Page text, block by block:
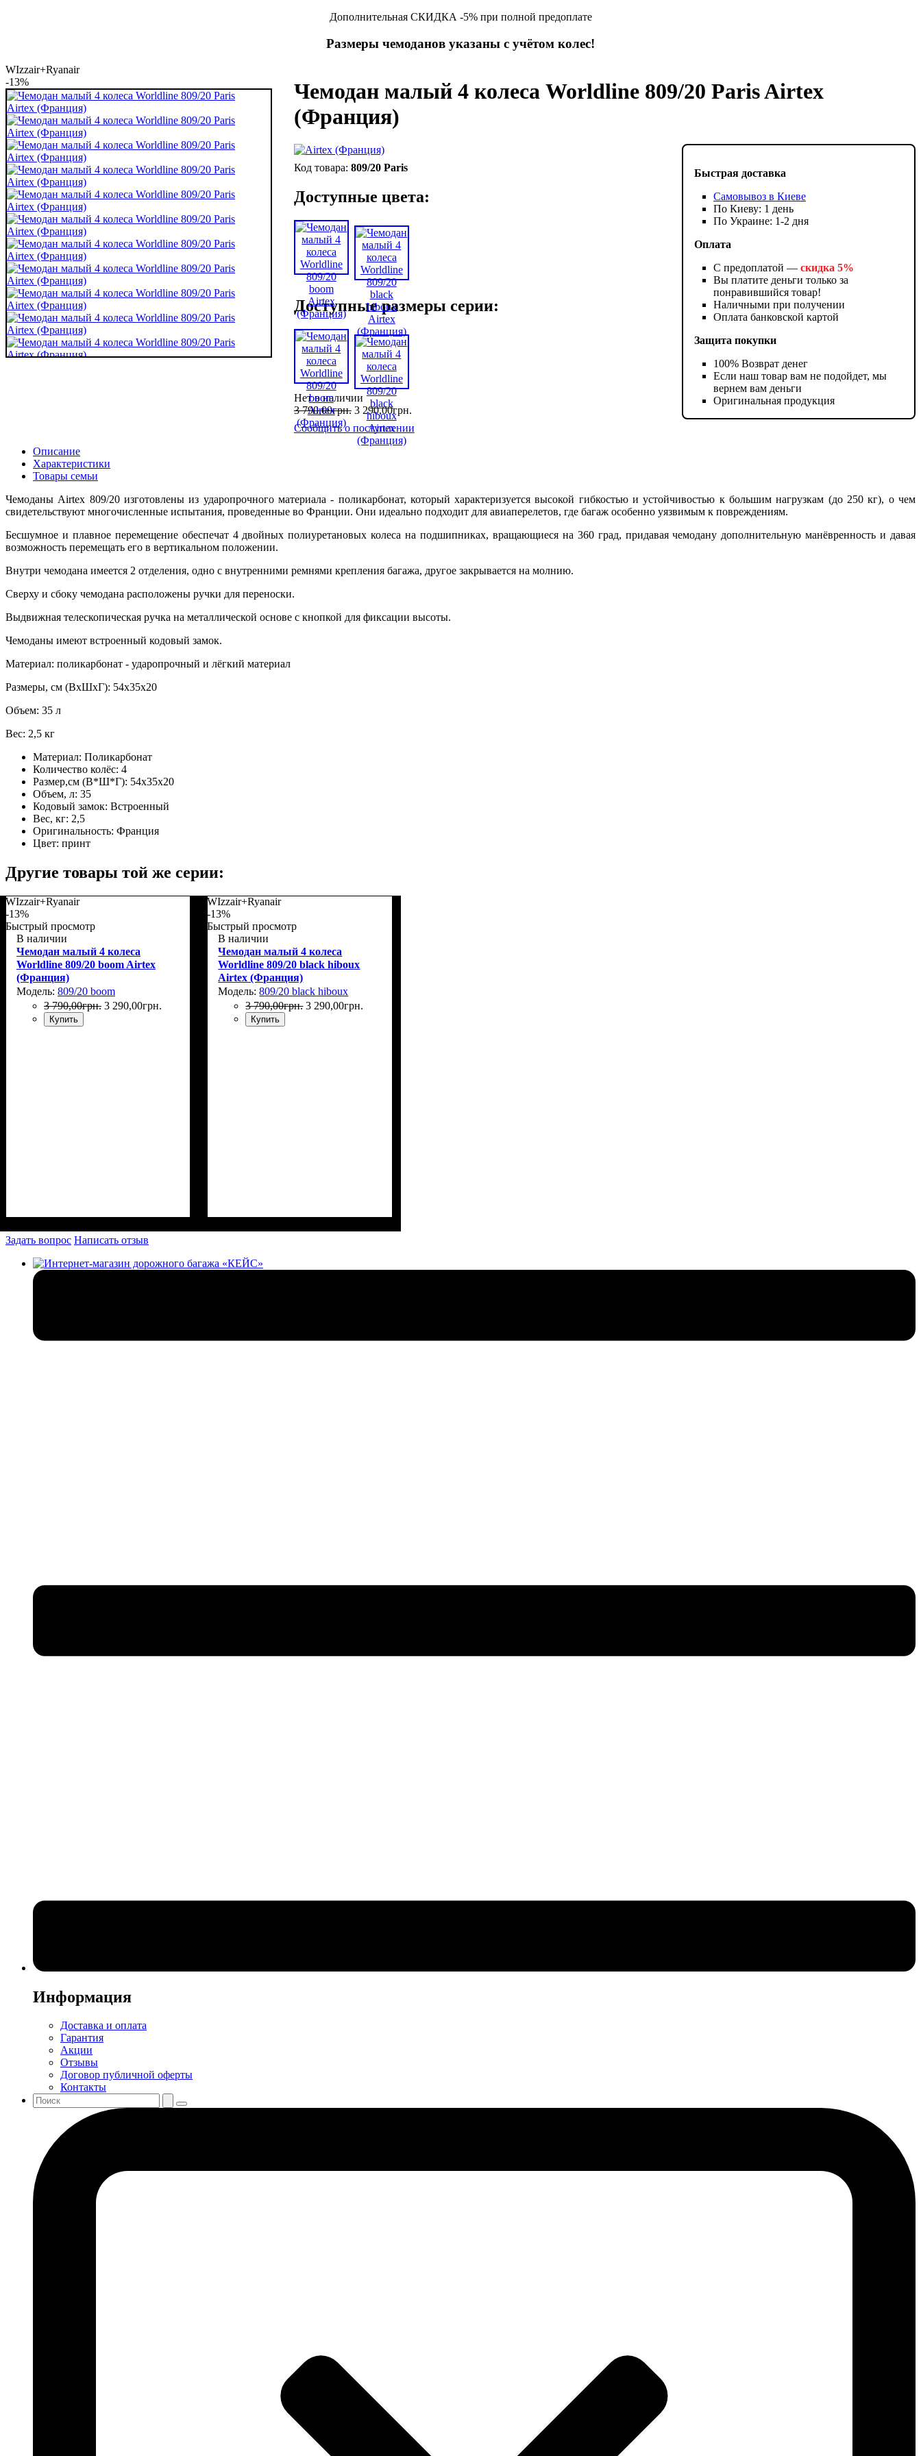
Дополнительная СКИДКА -5% при полной предоплате
Размеры чемоданов указаны с учётом колес!
WIzzair+Ryanair
-13%
Чемодан малый 4 колеса Worldline 809/20 Paris Airtex
(Франция)
Быстрая доставка
Самовывоз в Киеве
По Киеву: 1 день
По Украине: 1-2 дня
Оплата
С предоплатой —скидка 5%
Вы платите деньги только за
понравившийся товар!
Наличными при получении
Оплата банковской картой
Защита покупки
100% Возврат денег
Если наш товар вам не подойдет, мы
вернем вам деньги
Оригинальная продукция
809/20 Paris
Доступные цвета:
Доступные размеры серии:
Нет в наличии
3 790,00грн. 3 290,00грн.
Сообщить о поступлении
Описание
Характеристики
Товары семьи
Чемоданы Airtex 809/20 изготовлены из ударопрочного материала - поликарбонат, который характеризуется высокой гибкостью и устойчивостью к большим нагрузкам (до 250 кг), о чем
свидетельствуют многочисленные испытания, проведенные во Франции. Они идеально подходит для авиаперелетов, где багаж особенно уязвимым к повреждениям.
Бесшумное и плавное перемещение обеспечат 4 двойных полиуретановых колеса на подшипниках, вращающиеся на 360 град, придавая чемодану дополнительную манёвренность и давая
возможность перемещать его в вертикальном положении.
Внутри чемодана имеется 2 отделения, одно с внутренними ремнями крепления багажа, другое закрывается на молнию.
Сверху и сбоку чемодана расположены ручки для переноски.
Выдвижная телескопическая ручка на металлической основе с кнопкой для фиксации высоты.
Чемоданы имеют встроенный кодовый замок.
Материал: поликарбонат - ударопрочный и лёгкий материал
Размеры, см (ВхШхГ): 54х35х20
Объем: 35 л
Вес: 2,5 кг
Материал: Поликарбонат
Количество колёс: 4
Размер,см (В*Ш*Г): 54х35х20
Объем, л: 35
Кодовый замок: Встроенный
Вес, кг: 2,5
Оригинальность: Франция
Цвет: принт
Другие товары той же серии:
WIzzair+Ryanair
-13%
Быстрый просмотр
В наличии
Чемодан малый 4 колеса
Worldline 809/20 boom Airtex
(Франция)
Модель: 809/20 boom
3 790,00грн. 3 290,00грн.
Купить
WIzzair+Ryanair
-13%
Быстрый просмотр
В наличии
Чемодан малый 4 колеса
Worldline 809/20 black hiboux
Airtex (Франция)
Модель:809/20 black hiboux
3 790,00грн. 3 290,00грн.
Купить
Задать вопрос Написать отзыв
Информация
Доставка и оплата
Гарантия
Акции
Отзывы
Договор публичной оферты
Контакты